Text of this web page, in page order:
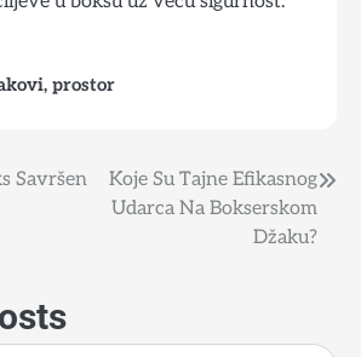
, prostor
Savršen
Koje Su Tajne Efikasnog
Udarca Na Bokserskom
Džaku?